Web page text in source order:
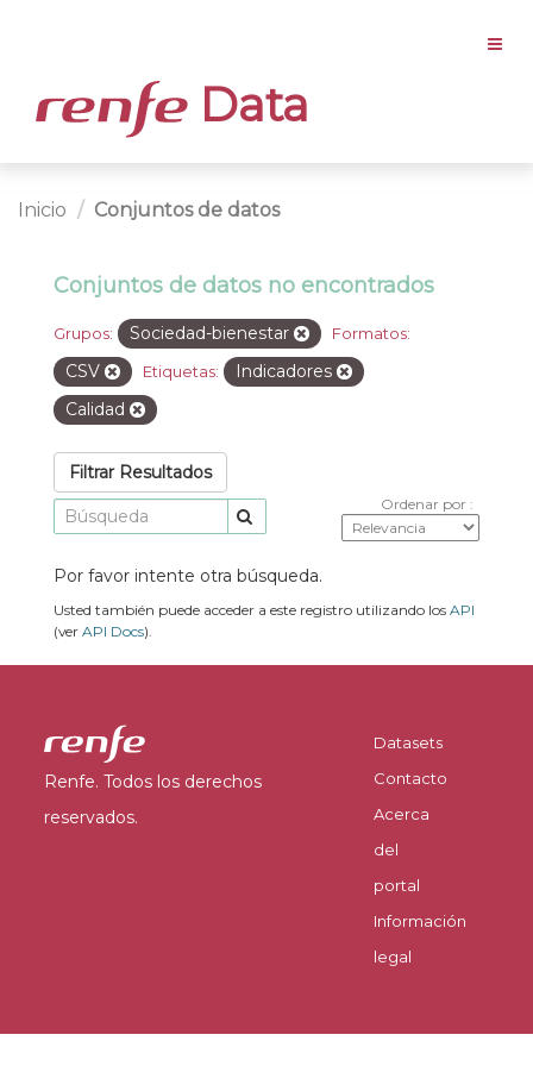
Data
Inicio Conjuntos de datos
Conjuntos de datos no encontrados
Grupos: Sociedad-bienestar Formatos:
CSV Etiquetas:
Indicadores
Calidad
Filtrar Resultados
Ordenar por
Por favor intente otra búsqueda.
Usted también puede acceder a este registro utilizando los API
(ver API Docs).
Renfe. Todos los derechos
reservados.
Datasets
Contacto
Acerca
del
portal
Información
legal